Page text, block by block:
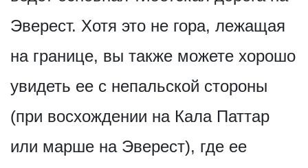
Эверест. Хотя это не гора, лежащая
на границе, вы также можете хорошо
увидеть ее с непальской стороны
(при восхождении на Кала Паттар
или марше на Эверест), где ее